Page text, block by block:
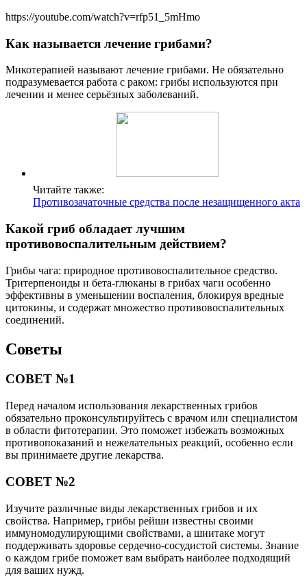
https://youtube.com/watch?v=rfp51_5mHmo
Как называется лечение грибами?
Микотерапией называют лечение грибами. Не обязательно
подразумевается работа с раком: грибы используются при
лечении и менее серьёзных заболеваний.
Читайте также:
Противозачаточные средства после незащищенного акта
Какой гриб обладает лучшим
противовоспалительным действием?
Грибы чага: природное противовоспалительное средство.
Тритерпеноиды и бета-глюканы в грибах чаги особенно
эффективны в уменьшении воспаления, блокируя вредные
цитокины, и содержат множество противовоспалительных
соединений.
Советы
СОВЕТ №1
Перед началом использования лекарственных грибов
обязательно проконсультируйтесь с врачом или специалистом
в области фитотерапии. Это поможет избежать возможных
противопоказаний и нежелательных реакций, особенно если
вы принимаете другие лекарства.
СОВЕТ №2
Изучите различные виды лекарственных грибов и их
свойства. Например, грибы рейши известны своими
иммуномодулирующими свойствами, а шиитаке могут
поддерживать здоровье сердечно-сосудистой системы. Знание
о каждом грибе поможет вам выбрать наиболее подходящий
для ваших нужд.